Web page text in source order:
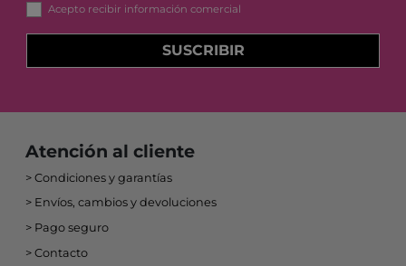
Acepto recibir información comercial
SUSCRIBIR
Atención al cliente
Condiciones y garantías
Envíos, cambios y devoluciones
Pago seguro
Contacto